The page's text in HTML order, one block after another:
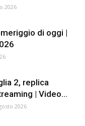
2026
di oggi |
2, replica
| Video...
2026